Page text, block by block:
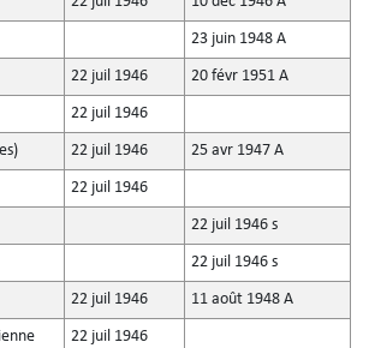
23 juin 1948 A
22 juil 1946 20 févr 1951 A
22 juil 1946
22 juil 1946 25 avr 1947 A
22 juil 1946
22 juil 1946 s
22 juil 1946 s
22 juil 1946 11 août 1948 A
22 juil 1946